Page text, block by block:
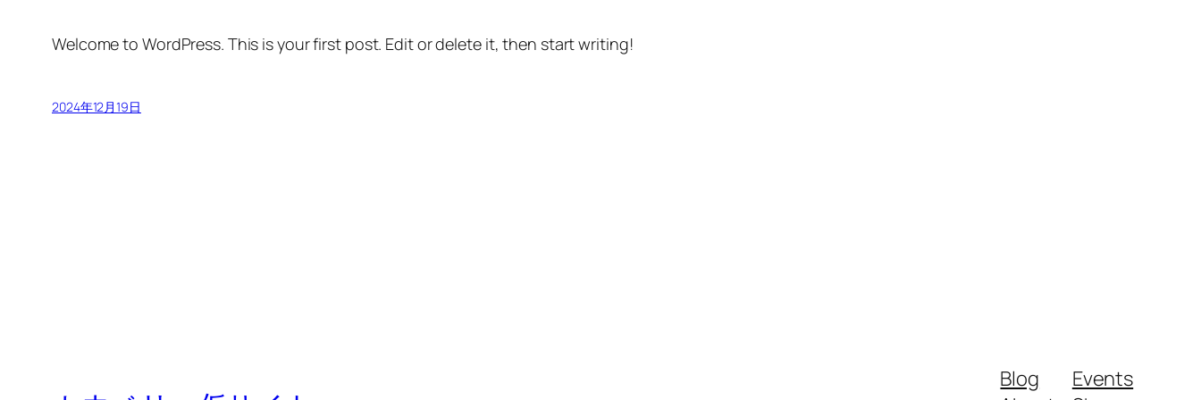
Welcome to WordPress. This is your first post. Edit or delete it, then start writing!
2024年12月19日
Blog
Events